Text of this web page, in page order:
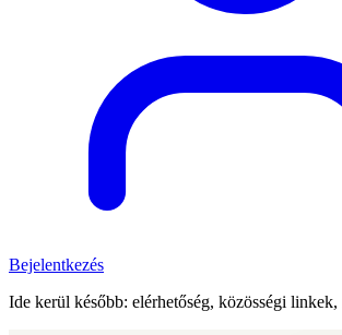
Bejelentkezés
Ide kerül később: elérhetőség, közösségi